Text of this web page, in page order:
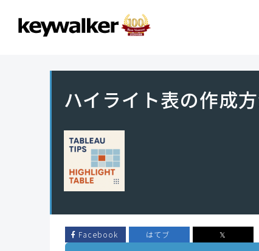
ハイライト表の作成
Facebook はてブ 𝕏